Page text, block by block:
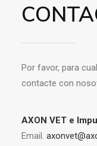
Por favor, para
contacte con
AXON VET e
Email.